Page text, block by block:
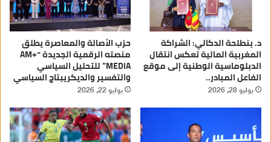
د. بنطلحة الدكالي: الشراكة
المغربية المالية تعكس انتقال
الدبلوماسية الوطنية إلى موقع
الفاعل المبادر..
يوليو 28, 2026
حزب الأصالة والمعاصرة يطلق
منصته الرقمية الجديدة “AM+
MEDIA” للتحليل السياسي
والتفسير والديكريبتاج السياسي
يوليو 22, 2026